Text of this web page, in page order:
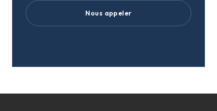
Nous appeler